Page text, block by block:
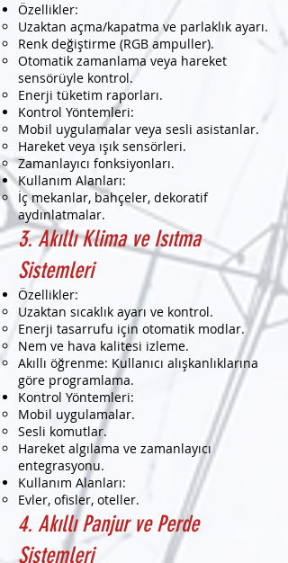
Özellikler:
Uzaktan açma/kapatma ve parlaklık ayarı.
Renk değiştirme (RGB ampuller).
Otomatik zamanlama veya hareket
sensörüyle kontrol.
Enerji tüketim raporları.
Kontrol Yöntemleri:
Mobil uygulamalar veya sesli asistanlar.
Hareket veya ışık sensörleri.
Zamanlayıcı fonksiyonları.
Kullanım Alanları:
İç mekanlar, bahçeler, dekoratif
aydınlatmalar.
3. Akıllı Klima ve Isıtma
Sistemleri
Özellikler:
Uzaktan sıcaklık ayarı ve kontrol.
Enerji tasarrufu için otomatik modlar.
Nem ve hava kalitesi izleme.
Akıllı öğrenme: Kullanıcı alışkanlıklarına
göre programlama.
Kontrol Yöntemleri:
Mobil uygulamalar.
Sesli komutlar.
Hareket algılama ve zamanlayıcı
entegrasyonu.
Kullanım Alanları:
Evler, ofisler, oteller.
4. Akıllı Panjur ve Perde
Sistemleri